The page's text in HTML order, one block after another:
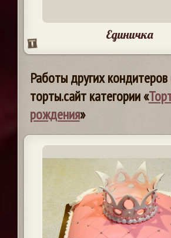
Единичка
Работы других кондитеров
торты.сайт категории «
рождения»